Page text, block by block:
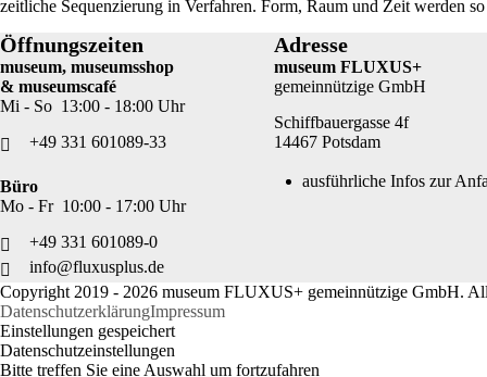
zeitliche Sequenzierung in Verfahren. Form, Raum und Zeit werden
Öffnungszeiten
museum, museumsshop
& museumscafé
Mi - So 13:00 - 18:00 Uhr
+49 331 601089-33
Büro
Mo - Fr 10:00 - 17:00 Uhr
+49 331 601089-0
info@fluxusplus.de
Adresse
museum FLUXUS+
gemeinnützige GmbH
Schiffbauergasse 4f
14467 Potsdam
ausführliche Infos zur
Copyright 2019 - 2026 museum FLUXUS+ gemeinnützige GmbH.
DatenschutzerklärungImpressum
Einstellungen gespeichert
Datenschutzeinstellungen
Bitte treffen Sie eine Auswahl um fortzufahren